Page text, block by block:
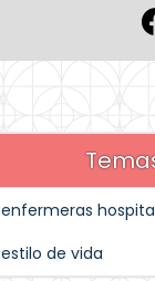
enfermeras
estilo de vida